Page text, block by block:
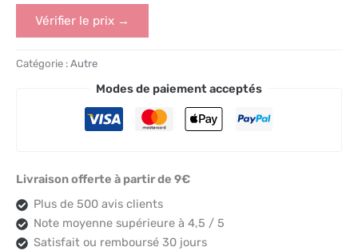
Vérifier le prix →
Catégorie : Autre
Modes de paiement acceptés
Livraison offerte à partir de 9€
Plus de 500 avis clients
Note moyenne supérieure à 4,5 / 5
Satisfait ou remboursé 30 jours